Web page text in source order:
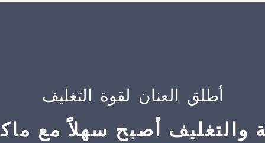
أطلق العنان لقوة التغليف
والتغليف أصبح سهلاً مع